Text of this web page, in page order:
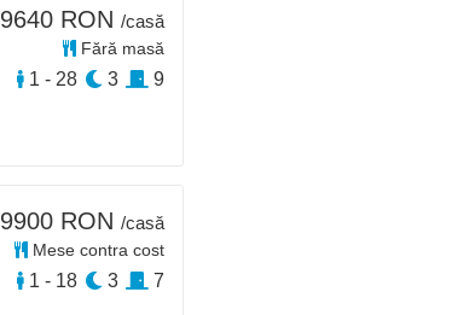
9640 RON /casă
Fără masă
1 - 28 3 9
9900 RON /casă
Mese contra cost
1 - 18 3 7